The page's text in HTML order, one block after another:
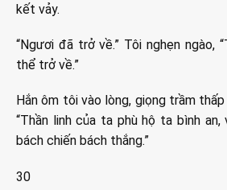
kết vảy.
“Ngươi đã trở về.” Tôi nghẹn ngào,
thể trở về.”
Hắn ôm tôi vào lòng, giọng trầm
“Thần linh của ta phù hộ ta bình an,
bách chiến bách thắng.”
30